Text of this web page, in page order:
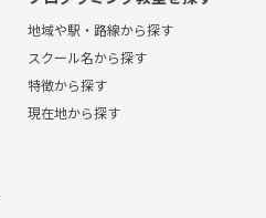
地域や駅・路線から探す
スクール名から探す
特徴から探す
現在地から探す